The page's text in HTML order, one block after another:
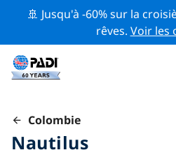
🚢 Jusqu'à -60% sur la
rêves. Voir les
Colombie
Nautilus